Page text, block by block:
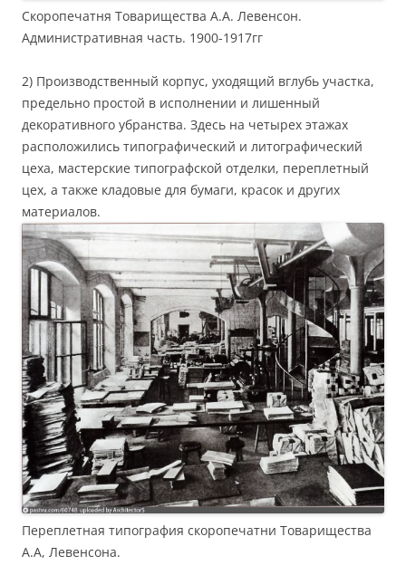
Скоропечатня Товарищества А.А. Левенсон.
Административная часть. 1900-1917гг
2) Производственный корпус, уходящий вглубь участка,
предельно простой в исполнении и лишенный
декоративного убранства. Здесь на четырех этажах
расположились типографический и литографический
цеха, мастерские типографской отделки, переплетный
цех, а также кладовые для бумаги, красок и других
материалов.
Переплетная типография скоропечатни Товарищества
А.А, Левенсона.